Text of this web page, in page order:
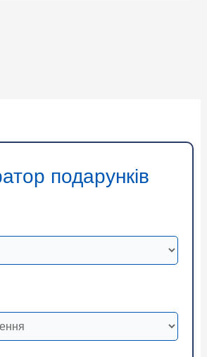
подарунків